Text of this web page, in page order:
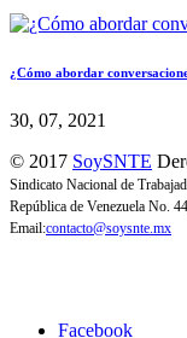
¿Cómo abordar
30, 07, 2021
© 2017 SoySNTE
Sindicato Nacional de
República de Venezuela No.
Email:contacto@soysnte.mx
Facebook